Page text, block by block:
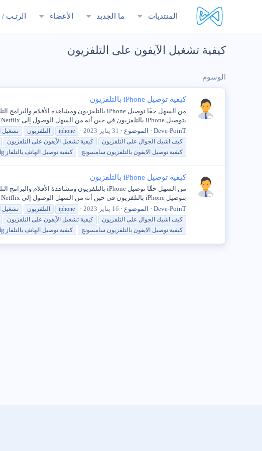
المنتديات ما الجديد الأعضاء الرتـب /
كيفية تشغيل الآيفون على التلفزيون
الوسوم
كيفية توصيل iPhone بالتلفزيون
بتوصيل iPhone بالتلفزيون في حين أنه من السهل الوصول إلى Netflix و Amazon Prime و YouTube والتطبيقات...
Deve-PoinT
الموضوع 31 يناير 2023 iphone التلفزيون تشغيل
كيف اشبك الجوال على التلفزيون كيفية تشغيل الآيفون على التلفزيون
كيفية توصيل الايفون بالتلفزيون سامسونج كيفية توصيل الهاتف بالتلفاز lg
كيفية توصيل iPhone بالتلفزيون
بتوصيل iPhone بالتلفزيون في حين أنه من السهل الوصول إلى Netflix و Amazon Prime و YouTube والتطبيقات...
Deve-PoinT
الموضوع 16 يناير 2023 iphone التلفزيون تشغيل
كيف اشبك الجوال على التلفزيون كيفية تشغيل الآيفون على التلفزيون
كيفية توصيل الايفون بالتلفزيون سامسونج كيفية توصيل الهاتف بالتلفاز lg